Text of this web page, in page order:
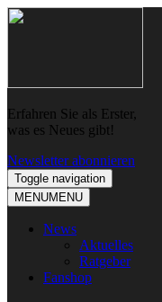
Skip
Skip
Erfahren Sie als Erster,
was es Neues gibt!
Newsletter abonnieren
Toggle navigation
MENUMENU
News
Aktuelles
Ratgeber
Fanshop